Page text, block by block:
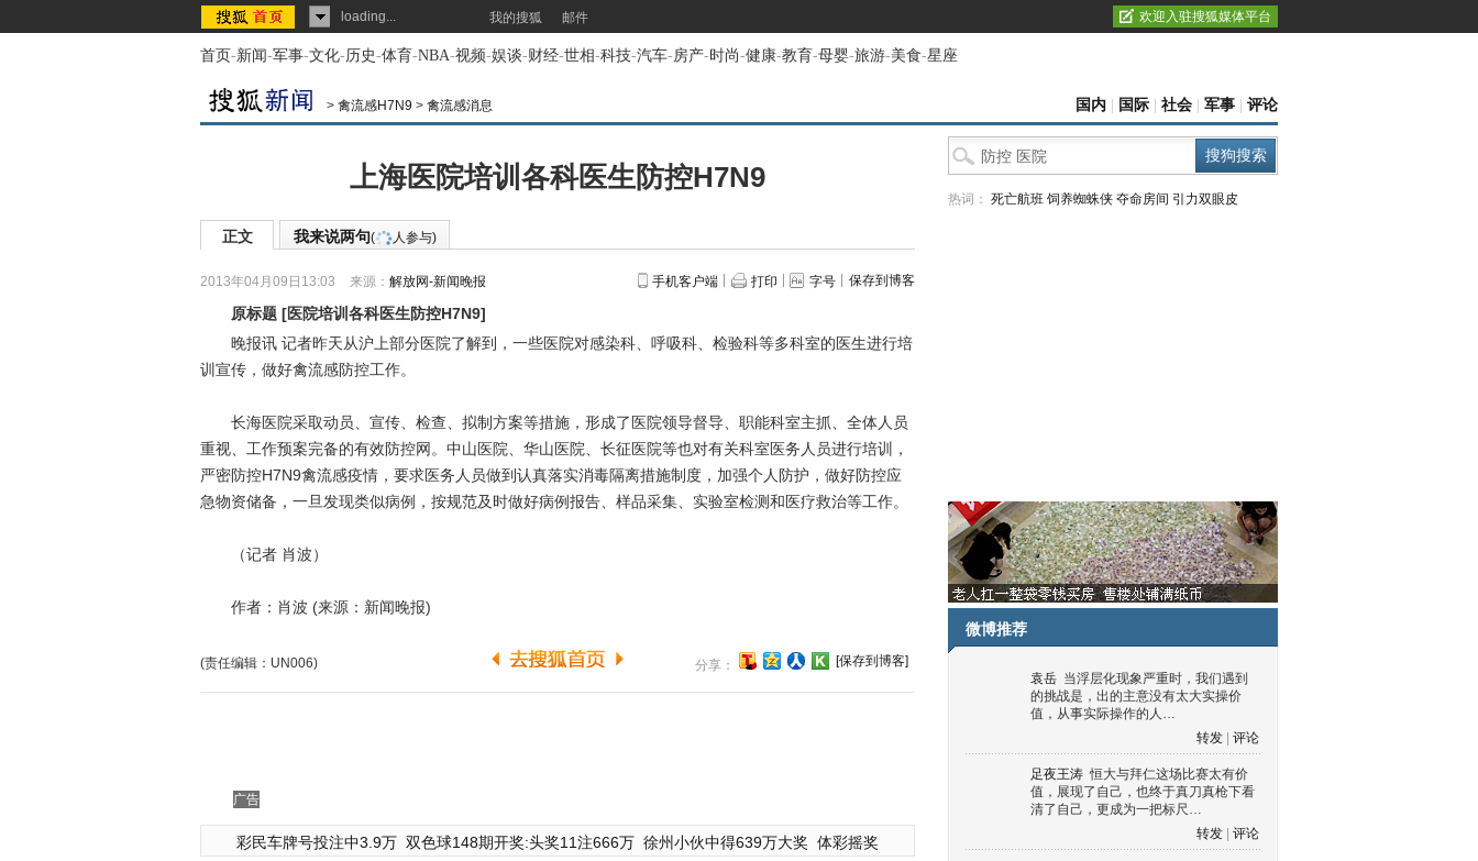
loading... 我的搜狐 邮件 欢迎入驻搜狐媒体平台
首页-新闻-军事-文化-历史-体育-NBA-视频-娱谈-财经-世相-科技-汽车-房产-时尚-健康-教育-母婴-旅游-美食-星座
> 禽流感H7N9 > 禽流感消息 国内 国际 社会 军事 评论
上海医院培训各科医生防控H7N9
正文 我来说两句( 人参与)
2013年04月09日13:03 来源： 解放网-新闻晚报 手机客户端 打印 字号 保存到博客
原标题 [医院培训各科医生防控H7N9]
晚报讯 记者昨天从沪上部分医院了解到，一些医院对感染科、呼吸科、检验科等多科室的医生进行培
训宣传，做好禽流感防控工作。
长海医院采取动员、宣传、检查、拟制方案等措施，形成了医院领导督导、职能科室主抓、全体人员
重视、工作预案完备的有效防控网。中山医院、华山医院、长征医院等也对有关科室医务人员进行培训，
严密防控H7N9禽流感疫情，要求医务人员做到认真落实消毒隔离措施制度，加强个人防护，做好防控应
急物资储备，一旦发现类似病例，按规范及时做好病例报告、样品采集、实验室检测和医疗救治等工作。
（记者 肖波）
作者：肖波 (来源：新闻晚报)
(责任编辑：UN006) 分享： [保存到博客]
广告
彩民车牌号投注中3.9万 双色球148期开奖:头奖11注666万 徐州小伙中得639万大奖 体彩摇奖
热词： 死亡航班 饲养蜘蛛侠 夺命房间 引力双眼皮
微博推荐
袁岳 当浮层化现象严重时，我们遇到
的挑战是，出的主意没有太大实操价
值，从事实际操作的人…
转发
评论
足夜王涛 恒大与拜仁这场比赛太有价
值，展现了自己，也终于真刀真枪下看
清了自己，更成为一把标尺…
转发
评论